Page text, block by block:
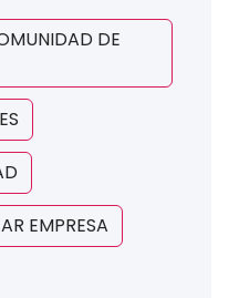
DE
EMPRESA